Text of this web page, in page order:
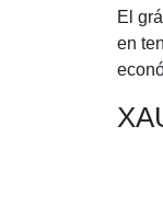
El
en